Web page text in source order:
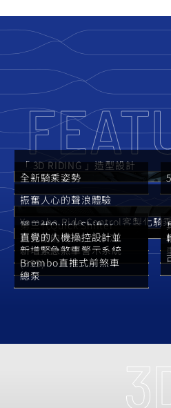
「 3D RIDING 」造型設計
全新騎乘姿勢
振奮人心的聲浪體驗
Yamaha Ride Control客製化騎
第三代Quick Shifter
快排系統(QSS)
更強勁的 890c.c. 水冷
CP3三缸引擎
直覺的人機操控設計並
新增緊急煞車警示系統
(ESS)
Brembo直推式前煞車
總泵